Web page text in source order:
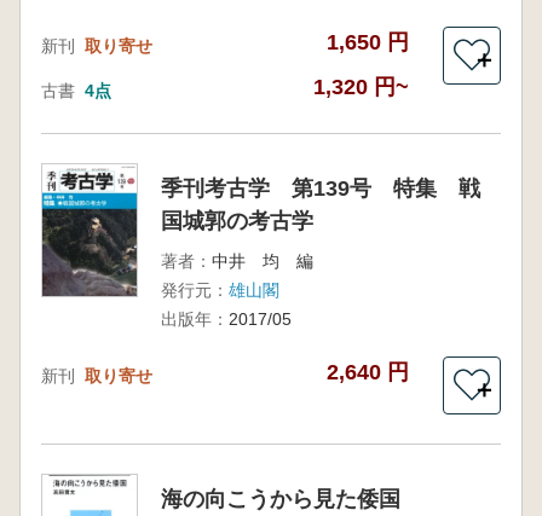
新刊 取り寄せ 1,650 円
古書 4点 1,320 円~
＋
季刊考古学 第139号 特集 戦
国城郭の考古学
著者： 中井 均 編
発行元： 雄山閣
出版年： 2017/05
新刊 取り寄せ 2,640 円
＋
海の向こうから見た倭国